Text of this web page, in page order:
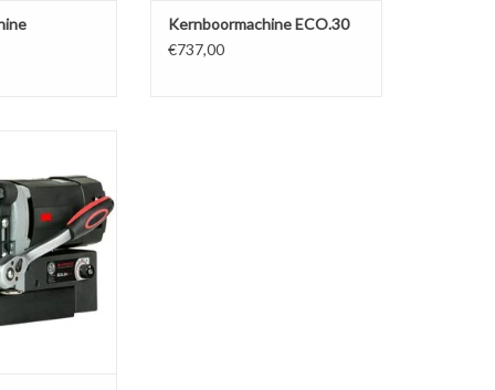
Kernboormachine ECO.30
€737,00
om snel en
tappen 10.3 kg
1.1Kw motor
WINKELWAGEN